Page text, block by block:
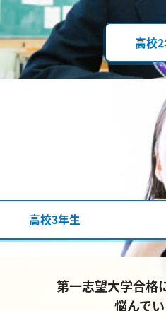
高校
高校3年生
第一志望大学合格
悩んで